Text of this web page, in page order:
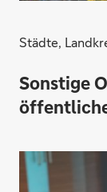
Anlage
Städte,
Sonstige